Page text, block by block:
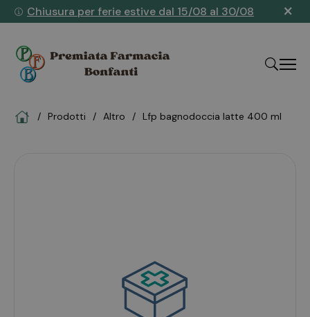
Chiusura per ferie estive dal 15/08 al 30/08 ×
HomeProdotti altro lfp bagnodoccia latte 400 ml